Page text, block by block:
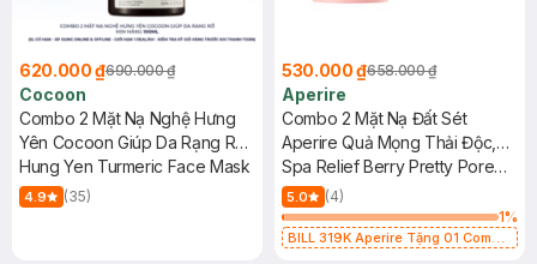
620.000 ₫690.000 ₫
Cocoon
Combo 2 Mặt Nạ Nghệ Hưng
Yên Cocoon Giúp Da Rạng Rỡ
Mịn Màng 100ml
Hung Yen Turmeric Face Mask
4.9 (35)
530.000 ₫658.000 ₫
Aperire
Combo 2 Mặt Nạ Đất Sét
Aperire Quả Mọng Thải Độc,
Làm Sáng Da 120g
Spa Relief Berry Pretty Pore
Mask
5.0
(4)
1%
BILL 319K Aperire Tặng 01 Combo